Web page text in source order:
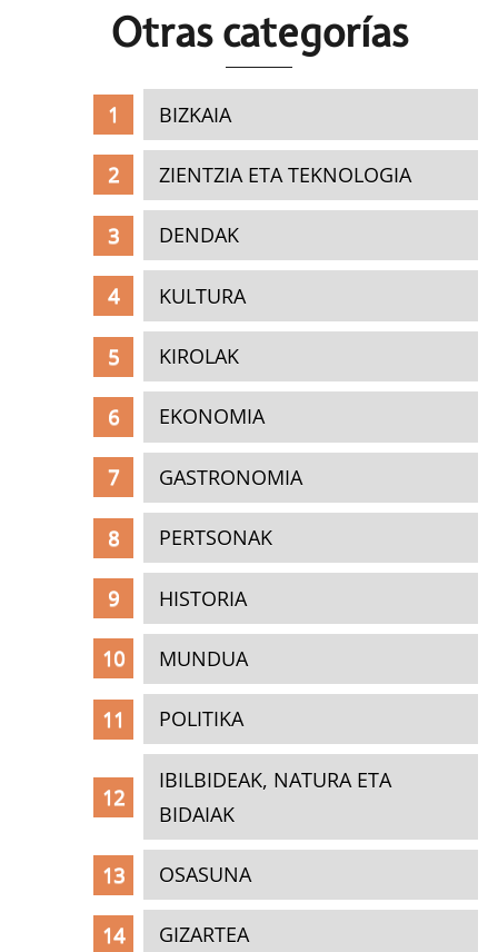
Otras categorías
BIZKAIA
ZIENTZIA ETA TEKNOLOGIA
DENDAK
KULTURA
KIROLAK
EKONOMIA
GASTRONOMIA
PERTSONAK
HISTORIA
MUNDUA
POLITIKA
IBILBIDEAK, NATURA ETA
BIDAIAK
OSASUNA
GIZARTEA